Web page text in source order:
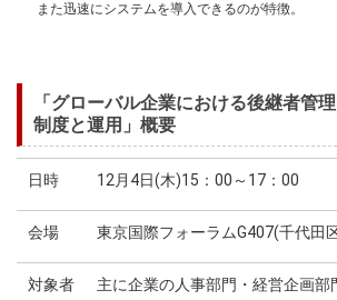
また迅速にシステムを導入できるのが特徴。
「グローバル企業における後継者管
制度と運用」概要
日時 12月4日(木)15：00～17：00
会場 東京国際フォーラムG407(千代田
対象者
主に企業の人事部門・経営企画部